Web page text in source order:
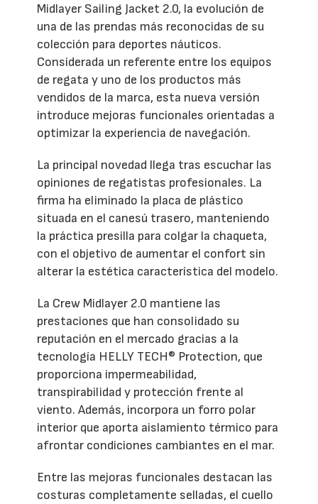
Midlayer Sailing Jacket 2.0, la evolución de
una de las prendas más reconocidas de su
colección para deportes náuticos.
Considerada un referente entre los equipos
de regata y uno de los productos más
vendidos de la marca, esta nueva versión
introduce mejoras funcionales orientadas a
optimizar la experiencia de navegación.
La principal novedad llega tras escuchar las
opiniones de regatistas profesionales. La
firma ha eliminado la placa de plástico
situada en el canesú trasero, manteniendo
la práctica presilla para colgar la chaqueta,
con el objetivo de aumentar el confort sin
alterar la estética característica del modelo.
La Crew Midlayer 2.0 mantiene las
prestaciones que han consolidado su
reputación en el mercado gracias a la
tecnología HELLY TECH® Protection, que
proporciona impermeabilidad,
transpirabilidad y protección frente al
viento. Además, incorpora un forro polar
interior que aporta aislamiento térmico para
afrontar condiciones cambiantes en el mar.
Entre las mejoras funcionales destacan las
costuras completamente selladas, el cuello